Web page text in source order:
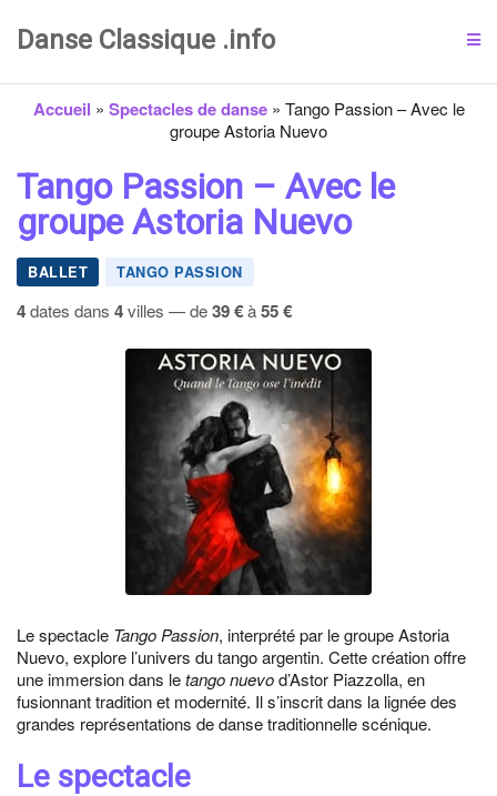
Danse Classique .info
Accueil » Spectacles de danse» Tango Passion – Avec le
groupe Astoria Nuevo
Tango Passion – Avec le
groupe Astoria Nuevo
BALLET TANGO PASSION
4dates dans 4villes — de39 €à55 €
Le spectacle Tango Passion, interprété par le groupe Astoria
Nuevo, explore l’univers du tango argentin. Cette création offre
une immersion dans letango nuevod’Astor Piazzolla, en
fusionnant tradition et modernité. Il s’inscrit dans la lignée des
grandes représentations de danse traditionnelle scénique.
Le spectacle